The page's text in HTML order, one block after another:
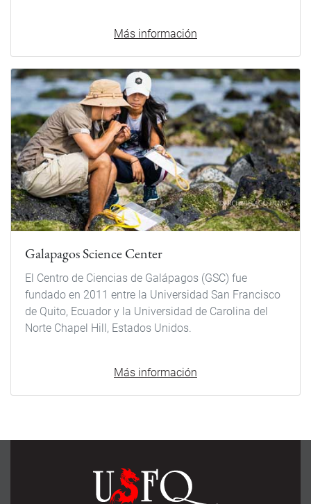
Más información
Galapagos Science Center
El Centro de Ciencias de Galápagos (GSC) fue
fundado en 2011 entre la Universidad San Francisco
de Quito, Ecuador y la Universidad de Carolina del
Norte Chapel Hill, Estados Unidos.
Más información